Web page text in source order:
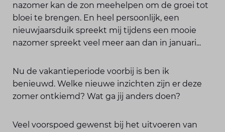
nazomer kan de zon meehelpen om de groei tot
bloei te brengen. En heel persoonlijk, een
nieuwjaarsduik spreekt mij tijdens een mooie
nazomer spreekt veel meer aan dan in januari...
Nu de vakantieperiode voorbij is ben ik
benieuwd. Welke nieuwe inzichten zijn er deze
zomer ontkiemd? Wat ga jij anders doen?
Veel voorspoed gewenst bij het uitvoeren van